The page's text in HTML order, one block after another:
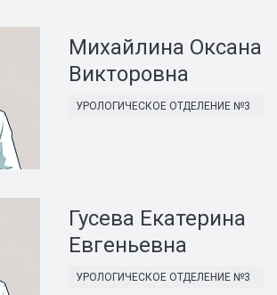
Михайлина Оксана
Викторовна
УРОЛОГИЧЕСКОЕ ОТДЕЛЕНИЕ №3
Гусева Екатерина
Евгеньевна
УРОЛОГИЧЕСКОЕ ОТДЕЛЕНИЕ №3